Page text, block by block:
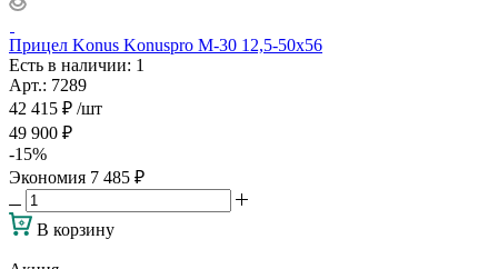
Прицел Konus Konuspro M-30 12,5-50x56
Есть в наличии: 1
Арт.: 7289
42 415 ₽ /шт
49 900 ₽
-15%
Экономия 7 485 ₽
В корзину